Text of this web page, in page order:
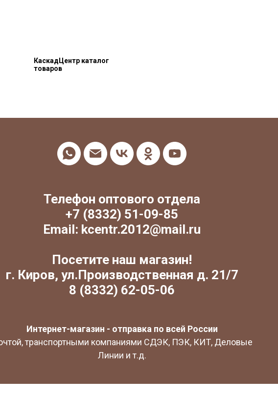
КаскадЦентр каталог
товаров
Телефон оптового отдела
+7 (8332) 51-09-85
Email: kcentr.2012@mail.ru
Посетите наш магазин!
г. Киров, ул.Производственная д. 21/7
8 (8332) 62-05-06
Интернет-магазин - отправка по всей России
транспортными компаниями СДЭК, ПЭК, КИТ, Деловые
Линии и т.д.